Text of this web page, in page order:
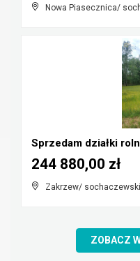
Nowa Piasecznica/
Sprzedam działki
Zakrzew/
244 880,00 zł
ZOBACZ